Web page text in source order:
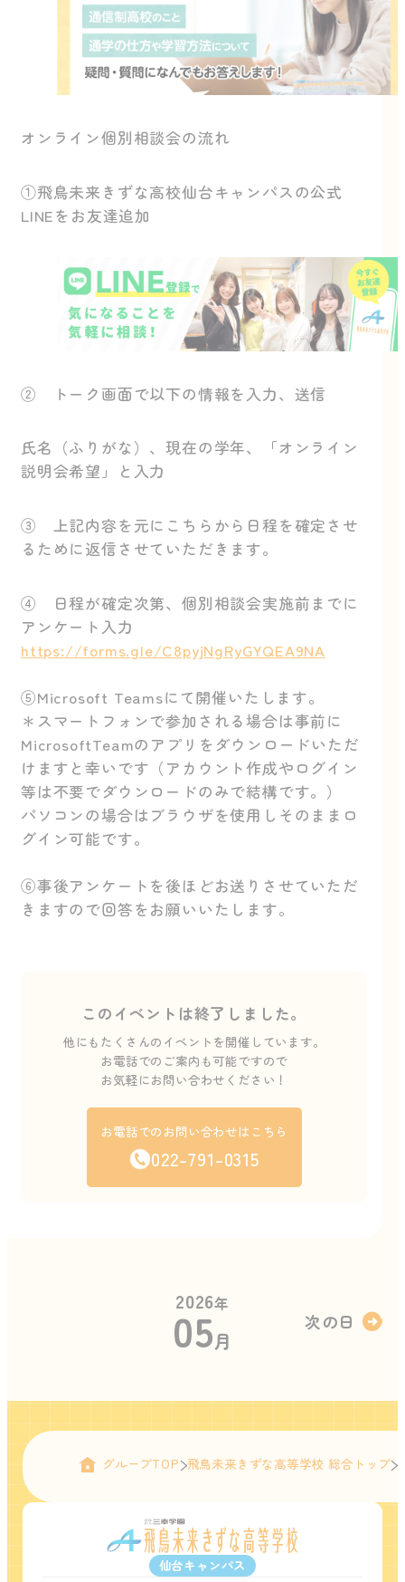
オンライン個別相談会の流れ
①飛鳥未来きずな高校仙台キャンパスの公式
LINEをお友達追加
② トーク画面で以下の情報を入力、送信
氏名（ふりがな）、現在の学年、「オンライン
説明会希望」と入力
③ 上記内容を元にこちらから日程を確定させ
るために返信させていただきます。
④ 日程が確定次第、個別相談会実施前までに
アンケート入力
https://forms.gle/C8pyjNgRyGYQEA9NA
⑤Microsoft Teamsにて開催いたします。
＊スマートフォンで参加される場合は事前に
MicrosoftTeamのアプリをダウンロードいただ
けますと幸いです（アカウント作成やログイン
等は不要でダウンロードのみで結構です。）
パソコンの場合はブラウザを使用しそのままロ
グイン可能です。
⑥事後アンケートを後ほどお送りさせていただ
きますので回答をお願いいたします。
このイベントは終了しました。
他にもたくさんのイベントを開催しています。
お電話でのご案内も可能ですので
お気軽にお問い合わせください！
お電話でのお問い合わせはこちら
022-791-0315
2026年
05月
次の日
グループTOP 飛鳥未来きずな高等学校 総合トップ
仙台キャンパス